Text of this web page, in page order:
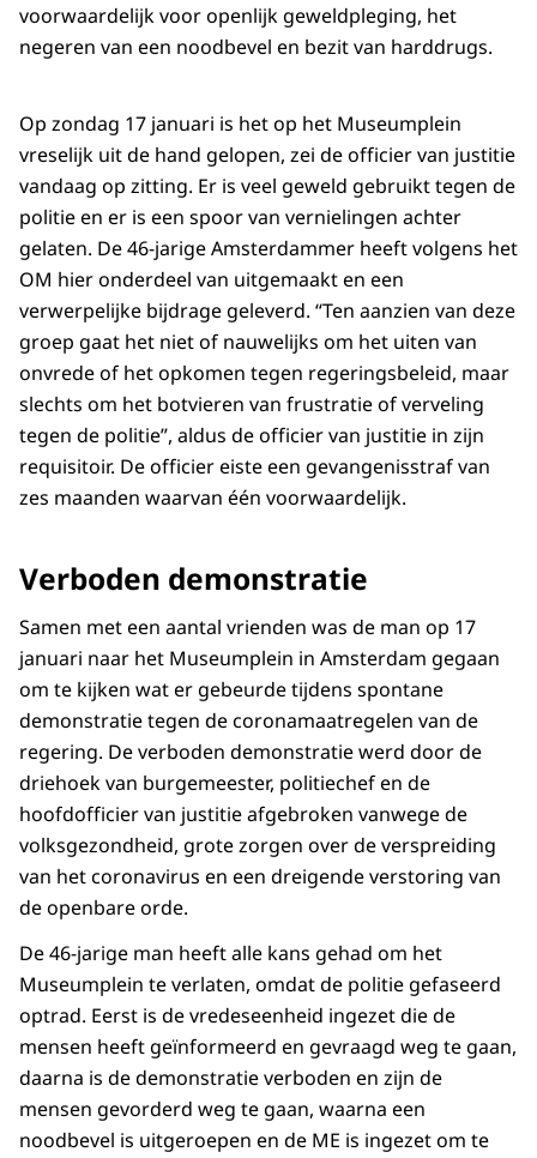
voorwaardelijk voor openlijk geweldpleging, het
negeren van een noodbevel en bezit van harddrugs.
Op zondag 17 januari is het op het Museumplein
vreselijk uit de hand gelopen, zei de officier van justitie
vandaag op zitting. Er is veel geweld gebruikt tegen de
politie en er is een spoor van vernielingen achter
gelaten. De 46-jarige Amsterdammer heeft volgens het
OM hier onderdeel van uitgemaakt en een
verwerpelijke bijdrage geleverd. “Ten aanzien van deze
groep gaat het niet of nauwelijks om het uiten van
onvrede of het opkomen tegen regeringsbeleid, maar
slechts om het botvieren van frustratie of verveling
tegen de politie”, aldus de officier van justitie in zijn
requisitoir. De officier eiste een gevangenisstraf van
zes maanden waarvan één voorwaardelijk.
Verboden demonstratie
Samen met een aantal vrienden was de man op 17
januari naar het Museumplein in Amsterdam gegaan
om te kijken wat er gebeurde tijdens spontane
demonstratie tegen de coronamaatregelen van de
regering. De verboden demonstratie werd door de
driehoek van burgemeester, politiechef en de
hoofdofficier van justitie afgebroken vanwege de
volksgezondheid, grote zorgen over de verspreiding
van het coronavirus en een dreigende verstoring van
de openbare orde.
De 46-jarige man heeft alle kans gehad om het
Museumplein te verlaten, omdat de politie gefaseerd
optrad. Eerst is de vredeseenheid ingezet die de
mensen heeft geïnformeerd en gevraagd weg te gaan,
daarna is de demonstratie verboden en zijn de
mensen gevorderd weg te gaan, waarna een
noodbevel is uitgeroepen en de ME is ingezet om te